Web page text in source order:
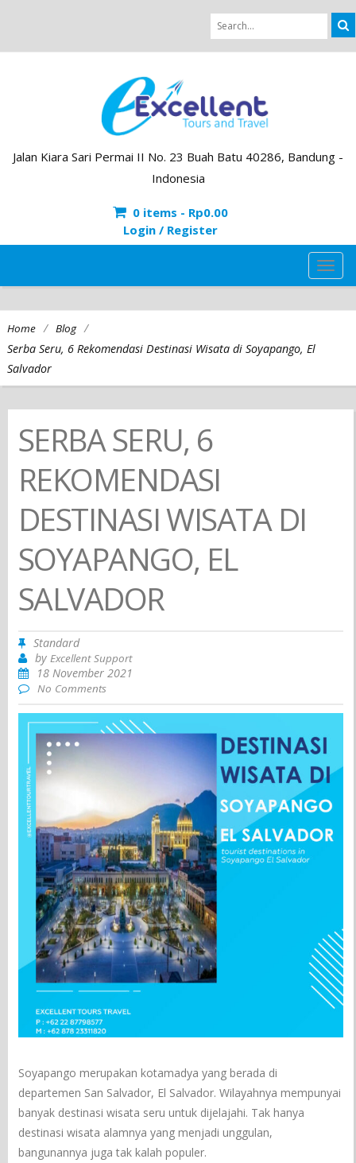
Jalan Kiara Sari Permai II No. 23 Buah Batu 40286, Bandung -
Indonesia
0 items - Rp0.00
Login / Register
Home / Blog /
Serba Seru, 6 Rekomendasi Destinasi Wisata di Soyapango, El
Salvador
SERBA SERU, 6
REKOMENDASI
DESTINASI WISATA DI
SOYAPANGO, EL
SALVADOR
Standard
byExcellent Support
18 November 2021
No Comments
Soyapango merupakan kotamadya yang berada di
departemen San Salvador, El Salvador. Wilayahnya mempunyai
banyak destinasi wisata seru untuk dijelajahi. Tak hanya
destinasi wisata alamnya yang menjadi unggulan,
bangunannya juga tak kalah populer.